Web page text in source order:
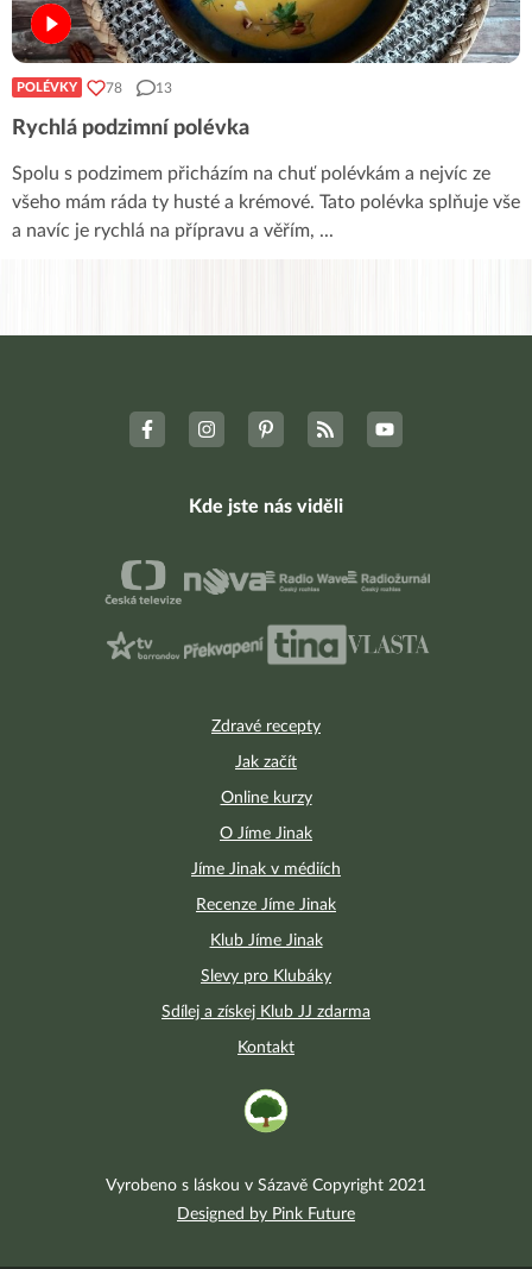
POLÉVKY 78 13
Rychlá podzimní polévka
Spolu s podzimem přicházím na chuť polévkám a nejvíc ze
všeho mám ráda ty husté a krémové. Tato polévka splňuje vše
a navíc je rychlá na přípravu a věřím, ...
Zdravé recepty
Jak začít
Online kurzy
O Jíme Jinak
Jíme Jinak v médiích
Recenze Jíme Jinak
Klub Jíme Jinak
Slevy pro Klubáky
Sdílej a získej Klub JJ zdarma
Kontakt
Kde jste nás viděli
Vyrobeno s láskou v Sázavě Copyright 2021
Designed by Pink Future